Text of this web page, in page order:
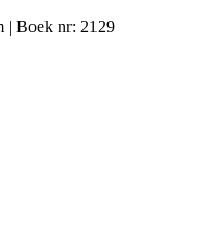
| Boek nr: 2129